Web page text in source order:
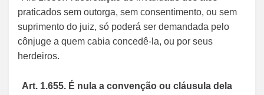
praticados sem outorga, sem consentimento, ou sem
suprimento do juiz, só poderá ser demandada pelo
cônjuge a quem cabia concedê-la, ou por seus
herdeiros.
Art. 1.655. É nula a convenção ou cláusula dela